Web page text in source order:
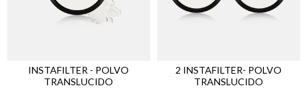
INSTAFILTER - POLVO
TRANSLUCIDO
2 INSTAFILTER- POLVO
TRANSLUCIDO